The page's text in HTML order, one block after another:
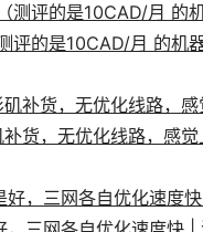
评的是10CAD/月 的
货，无优化线路，感